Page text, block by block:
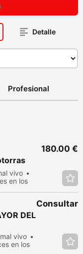
Detalle
Profesional
vivo
en los
180.00 €
DEL
vivo
en los
Consultar